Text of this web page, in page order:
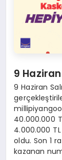
9
9 Haziran
40.000.000
4.000.000
oldu. Son 1
kazanan